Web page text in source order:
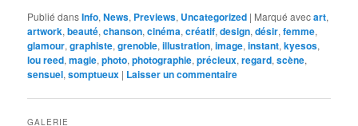
Publié dansInfo,News, Previews, Uncategorized | Marqué avecart,
artwork,beauté,chanson,cinéma,créatif,design,désir,femme,
glamour,graphiste,grenoble,illustration,image,instant,kyesos,
lou reed,magie,photo,photographie,précieux,regard,scène,
sensuel,somptueux | Laisser un commentaire
GALERIE